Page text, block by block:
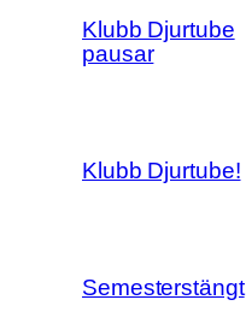
Klubb Djurtube
pausar
Klubb Djurtube!
Semesterstängt